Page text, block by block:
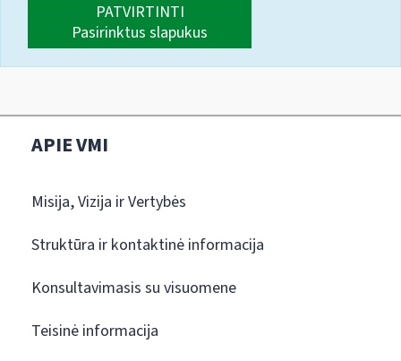
PATVIRTINTI
Pasirinktus slapukus
APIE VMI
Misija, Vizija ir Vertybės
Struktūra ir kontaktinė informacija
Konsultavimasis su visuomene
Teisinė informacija